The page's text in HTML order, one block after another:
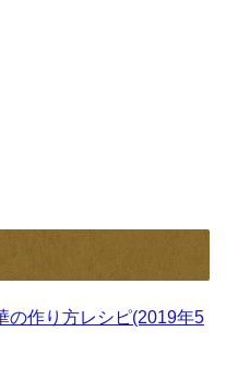
の作り方レシピ(2019年5